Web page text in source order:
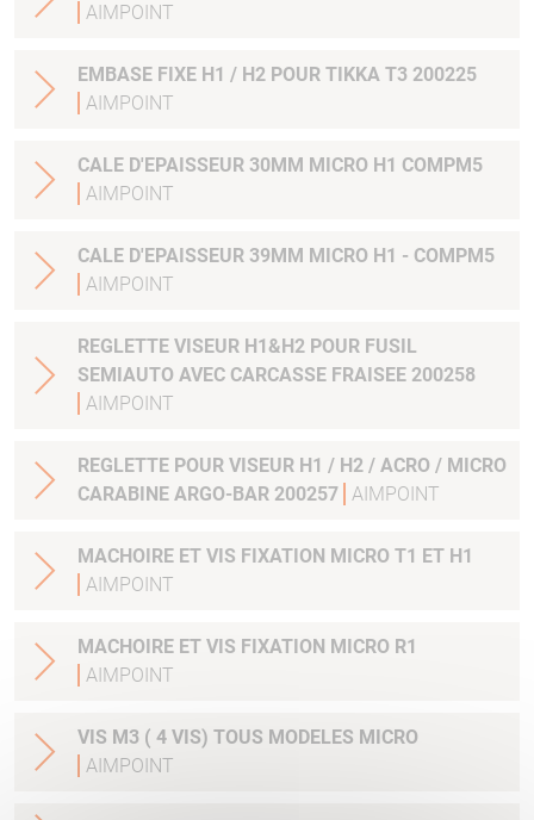
AIMPOINT
EMBASE FIXE H1 / H2 POUR TIKKA T3 200225
AIMPOINT
CALE D'EPAISSEUR 30MM MICRO H1 COMPM5
AIMPOINT
CALE D'EPAISSEUR 39MM MICRO H1 - COMPM5
AIMPOINT
REGLETTE VISEUR H1&H2 POUR FUSIL
SEMIAUTO AVEC CARCASSE FRAISEE 200258
AIMPOINT
REGLETTE POUR VISEUR H1 / H2 / ACRO / MICRO
CARABINE ARGO-BAR 200257 AIMPOINT
MACHOIRE ET VIS FIXATION MICRO T1 ET H1
AIMPOINT
MACHOIRE ET VIS FIXATION MICRO R1
AIMPOINT
VIS M3 ( 4 VIS) TOUS MODELES MICRO
AIMPOINT